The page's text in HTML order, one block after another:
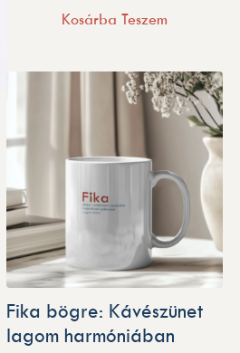
Kosárba Teszem
Fika bögre: Kávészünet
lagom harmóniában